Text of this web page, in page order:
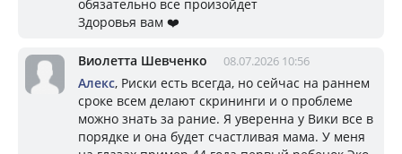
обязательно все произойдет
Здоровья вам ❤️
Виолетта Шевченко 08.07.2026 10:56
Алекс, Риски есть всегда, но сейчас на раннем
сроке всем делают скрининги и о проблеме
можно знать за рание. Я уверенна у Вики все в
порядке и она будет счастливая мама. У меня